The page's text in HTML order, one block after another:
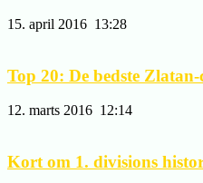
15. april 2016 13:28
Top 20: De bedste
12. marts 2016 12:14
Kort om 1. divisions